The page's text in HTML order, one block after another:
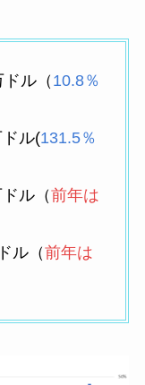
ル（ 10.8％
ル(131.5％
（前年は
ル（前年は